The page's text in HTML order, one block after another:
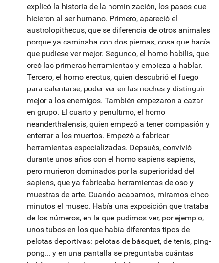
explicó la historia de la hominización, los pasos que
hicieron al ser humano. Primero, apareció el
austrolopithecus, que se diferencia de otros animales
porque ya caminaba con dos piernas, cosa que hacía
que pudiese ver mejor. Segundo, el homo habilis, que
creó las primeras herramientas y empieza a hablar.
Tercero, el homo erectus, quien descubrió el fuego
para calentarse, poder ver en las noches y distinguir
mejor a los enemigos. También empezaron a cazar
en grupo. El cuarto y penúltimo, el homo
neanderthalensis, quien empezó a tener compasión y
enterrar a los muertos. Empezó a fabricar
herramientas especializadas. Depsués, convivió
durante unos años con el homo sapiens sapiens,
pero murieron dominados por la superioridad del
sapiens, que ya fabricaba herramientas de oso y
muestras de arte. Cuando acabamos, miramos cinco
minutos el museo. Había una exposición que trataba
de los números, en la que pudimos ver, por ejemplo,
unos tubos en los que había diferentes tipos de
pelotas deportivas: pelotas de básquet, de tenis, ping-
pong... y en una pantalla se preguntaba cuántas